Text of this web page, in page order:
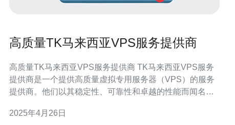
高质量TK马来西亚VPS服务提供商
高质量TK马来西亚VPS服务提供商 TK马来西亚VPS服务
提供商是一个提供高质量虚拟专用服务器（VPS）的服务
提供商。他们以其稳定性、可靠性和卓越的性能而闻名。
求。 TK马来西亚VPS服务提供商提供的服务器基础设施非
2025年4月26日